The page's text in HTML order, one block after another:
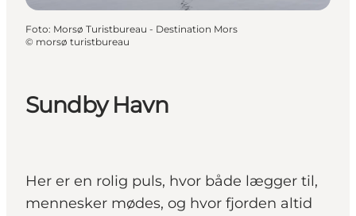
Sundby Havn
Her er en rolig puls, hvor både lægger til,
mennesker mødes, og hvor fjorden altid
Foto: Morsø Turistbureau - Destination Mors
© morsø turistbureau